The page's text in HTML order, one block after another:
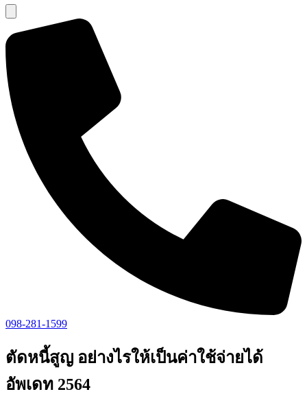
098-281-1599
ตัดหนี้สูญ อย่างไรให้เป็นค่าใช้จ่ายได้
อัพเดท 2564